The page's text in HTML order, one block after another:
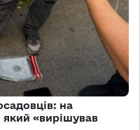
на
який «вирішував